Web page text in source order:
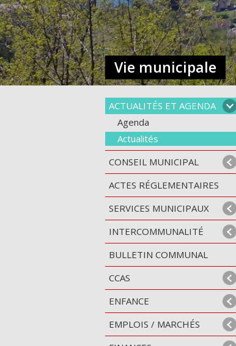
ACTUALITÉS ET AGENDA
Agenda
Actualités
CONSEIL MUNICIPAL
ACTES RÉGLEMENTAIRES
SERVICES MUNICIPAUX
INTERCOMMUNALITÉ
BULLETIN COMMUNAL
CCAS
ENFANCE
EMPLOIS / MARCHÉS
Vie municipale